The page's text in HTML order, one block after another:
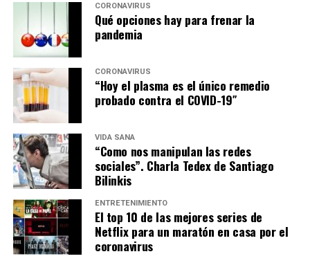
CORONAVIRUS
Qué opciones hay para frenar la
pandemia
CORONAVIRUS
“Hoy el plasma es el único remedio
probado contra el COVID-19″
VIDA SANA
“Como nos manipulan las redes
sociales”. Charla Tedex de Santiago
Bilinkis
ENTRETENIMIENTO
El top 10 de las mejores series de
Netflix para un maratón en casa por el
coronavirus